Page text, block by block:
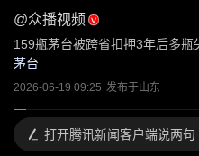
@众播视频
159瓶茅台被跨省扣押3年后多瓶
茅台
2026-06-19 09:25 发布于山东
打开腾讯新闻客户端说两句